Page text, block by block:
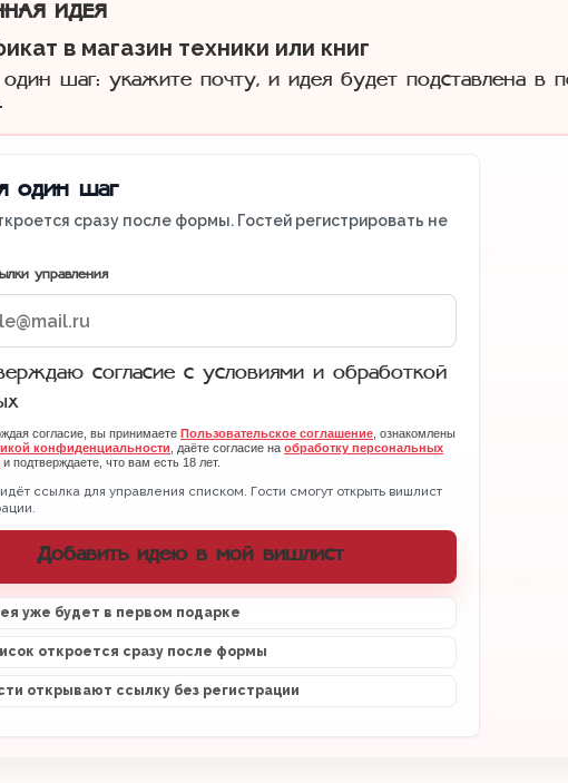
ИДЕЯ
в магазин техники или книг
один шаг: укажите почту, и идея будет подставлена в
один шаг
сразу после формы. Гостей регистрировать не
управления
согласие с условиями и обработкой
согласие, вы принимаете Пользовательское соглашение , ознакомлены
конфиденциальности , даёте согласие на обработку персональных
и подтверждаете, что вам есть 18 лет.
ссылка для управления списком. Гости смогут открыть вишлист
Добавить идею в мой вишлист
уже будет в первом подарке
откроется сразу после формы
открывают ссылку без регистрации